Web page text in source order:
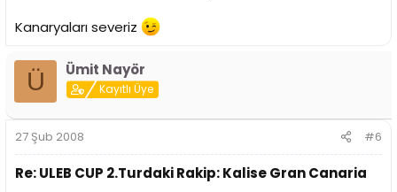
Kanaryaları severiz
Ü Ümit Nayör
Kayıtlı Üye
27 Şub 2008 #6
Re: ULEB CUP 2.Turdaki Rakip: Kalise Gran Canaria